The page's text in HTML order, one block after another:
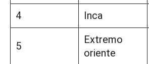
4 Inca
5
Extremo
oriente